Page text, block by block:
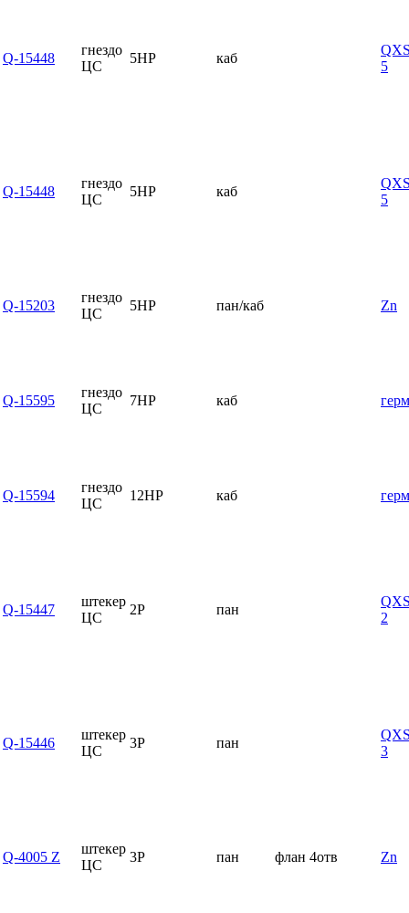
Q-15448
гнездо
ЦС
5HP каб
5
Q-15448
гнездо
ЦС
5HP каб
5
Q-15203
гнездо
ЦС
5HP пан/каб Zn
Q-15595
гнездо
ЦС
7HP каб герм
Q-15594
гнездо
ЦС
12HP каб герм
Q-15447
штекер
ЦС
2P пан
2
Q-15446
штекер
ЦС
3P пан
3
Q-4005 Z
штекер
ЦС
3P пан флан 4отв Zn